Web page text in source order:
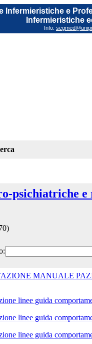
Infermieristiche e
Infermieristiche
Info:
psichiatriche
MANUALE
linee guida
linee guida
linee guida